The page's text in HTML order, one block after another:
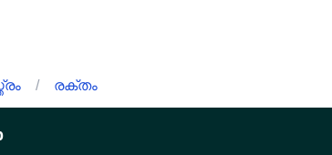
/ രക്തം